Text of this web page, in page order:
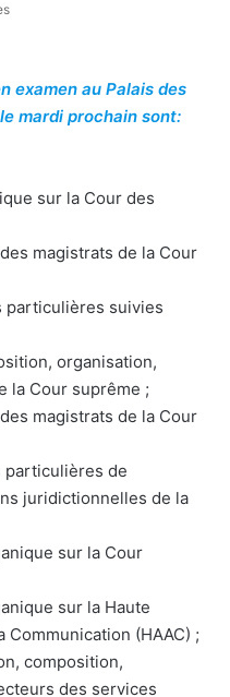
examen au Palais des
mardi prochain sont:
sur la Cour des
magistrats de la Cour
suivies
organisation,
la Cour suprême ;
magistrats de la Cour
de
juridictionnelles de la
sur la Cour
sur la Haute
Communication (HAAC) ;
composition,
des services